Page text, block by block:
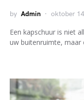
by Admin oktober
Een kapschuur is niet
uw buitenruimte,